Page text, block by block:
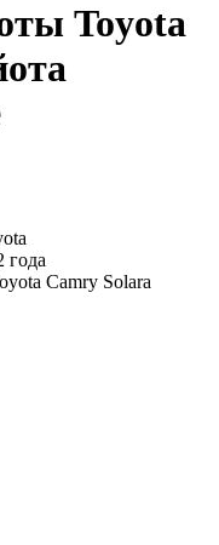
Toyota
года
Camry Solara